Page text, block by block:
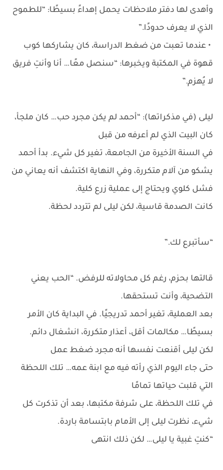
وأهدى لها دفتر ملاحظات يحمل إهداءً بسيطًا: “للطموح
الذي لا يعرف حدودًا.”
• عندما تعبت من ضغط الدراسة، كان يشاركها كوب
قهوة في المكتبة ويخبرها: “سنصل معًا… أنا وأنتِ فريق
لا يُهزم.”
ليلى (في مذكراتها): “أحمد لم يكن مجرد حب… كان ملجأ،
كان البيت الذي لم أعرفه من قبل
في السنة الأخيرة من الجامعة، تغير كل شيء. بدأ أحمد
يشكو من آلام متكررة، وفي النهاية اكتشف أنه يعاني من
فشل كلوي ويحتاج إلى عملية زرع كلية.
كانت الصدمة قاسية، لكن ليلى لم تتردد لحظة.
“سأتبرع لك.”
قالتها بحزم، رغم كل محاولاته للرفض. “الحب يعني
التضحية، وأنت تستحقها.
بعد العملية، تغير أحمد تدريجيًا. في البداية كان الأمر
بسيطًا… مكالمات أقل، أعذار متكررة، انشغال دائم.
لكن ليلى أقنعت نفسها أنه مجرد ضغط عمل
حتى جاء اليوم الذي رأته فيه مع ابنة عمه… تلك اللحظة
التي قلبت حياتها تمامًا
في تلك اللحظة، على شرفة مكتبها، بعد أن تذكرت كل
شيء، نظرت ليلى إلى الأمام بابتسامة باردة.
“كنتِ غبية يا ليلى… لكن ذلك انتهى